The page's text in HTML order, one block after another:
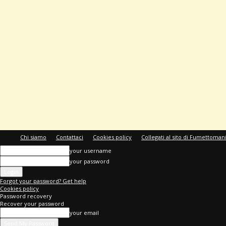
Chi siamo Contattaci Cookies policy Collegati al sito di
your username
your password
Forgot your password? Get help
Cookies policy
Password recovery
Recover your password
your email